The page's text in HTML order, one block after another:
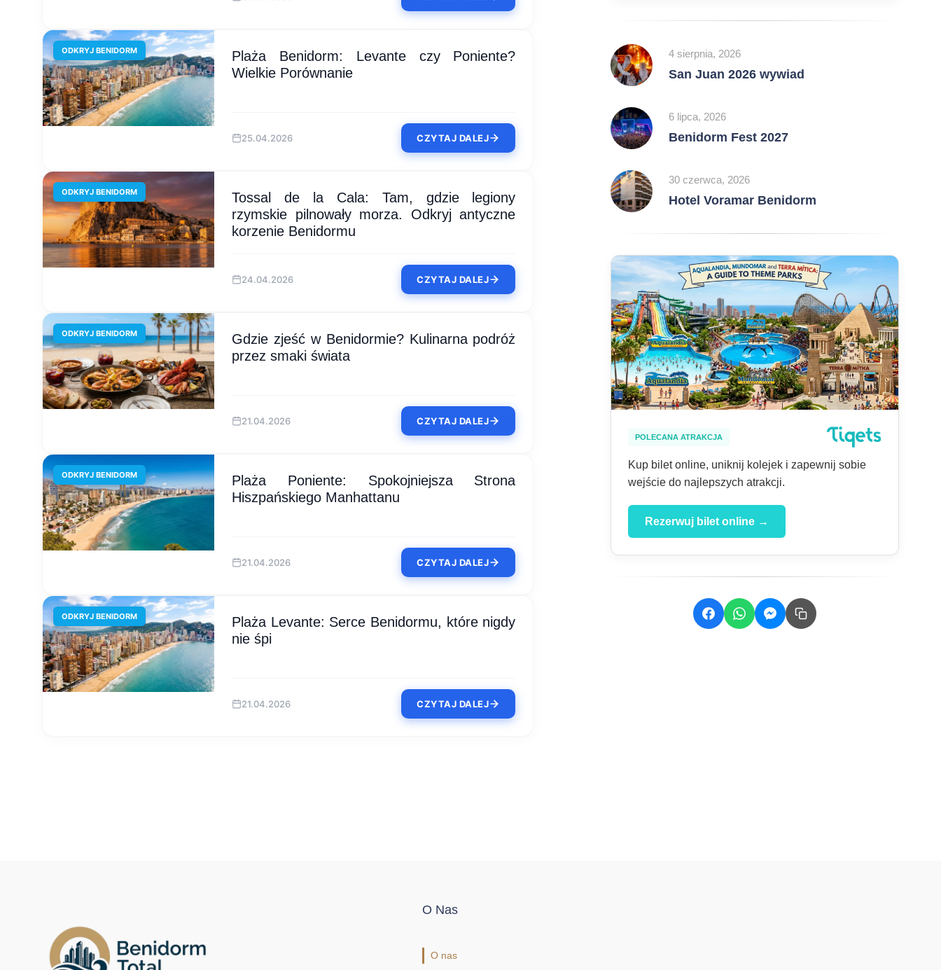
ODKRYJ BENIDORM
Plaża Benidorm: Levante czy Poniente?
Wielkie Porównanie
25.04.2026 CZYTAJ DALEJ
ODKRYJ BENIDORM
Tossal de la Cala: Tam, gdzie legiony
rzymskie pilnowały morza. Odkryj antyczne
korzenie Benidormu
24.04.2026 CZYTAJ DALEJ
ODKRYJ BENIDORM
Gdzie zjeść w Benidormie? Kulinarna podróż
przez smaki świata
21.04.2026 CZYTAJ DALEJ
ODKRYJ BENIDORM
Plaża Poniente: Spokojniejsza Strona
Hiszpańskiego Manhattanu
21.04.2026 CZYTAJ DALEJ
ODKRYJ BENIDORM
Plaża Levante: Serce Benidormu, które nigdy
nie śpi
21.04.2026 CZYTAJ DALEJ
4 sierpnia, 2026
San Juan 2026 wywiad
6 lipca, 2026
Benidorm Fest 2027
30 czerwca, 2026
Hotel Voramar Benidorm
POLECANA ATRAKCJA
Kup bilet online, uniknij kolejek i zapewnij sobie
wejście do najlepszych atrakcji.
Rezerwuj bilet online →
O Nas
O nas